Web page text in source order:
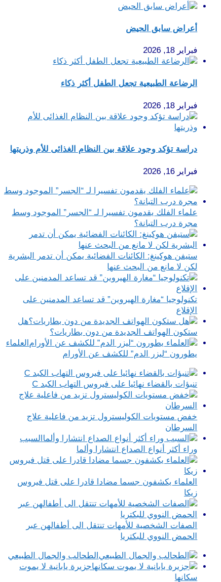
أعراض سابق الحيض
فبراير 18, 2026
الرضاعة الطبيعية تجعل الطفل أكثر ذكاء
فبراير 18, 2026
دراسة تؤكد وجود علاقة بين النظام الغذائى للأم وذريتها
فبراير 16, 2026
علماء الفلك يقدمون تفسيرا لـ “الجسر” الموجود وسط
مجرة درب التبانة؟
ستيفن هوكينغ: الكائنات الفضائية يمكن أن تدمر البشرية
لكن لا مانع من البحث عنها
تكنولوجيا “مغارة الهيروين” قد تساعد المدمنين على
الإقلاع
هل
ستكون الهواتف الجديدة من دون بطاريات؟
العلماء
يطورون “ليزر الدم” للكشف عن الأورام
تنبؤات بالقضاء نهائيا على فيروس التهاب الكبد C
خفض مستويات الكوليسترول تزيد من فاعلية علاج
السرطان
السبب
وراء أكثر أنواع الصداع انتشارا وألما
العلماء يكشفون جسما مضادا قادرا على قتل فيروس
زيكا
الصفات الشخصية للأمهات تنتقل الى أطفالهن عبر
الحمض النووي للبكتريا
الطحالب والجمال الطبيعي
جزيرة يابانية لا يموت
سكانها